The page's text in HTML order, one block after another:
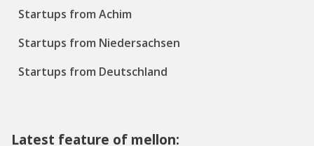
Startups from Achim
Startups from Niedersachsen
Startups from Deutschland
Latest feature of mellon: